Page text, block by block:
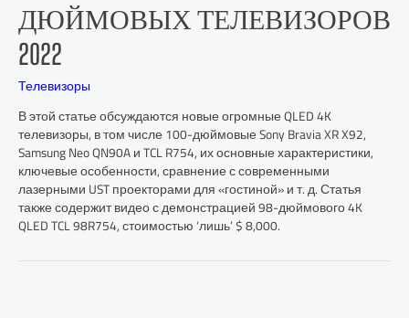
ДЮЙМОВЫХ ТЕЛЕВИЗОРОВ
2022
Телевизоры
В этой статье обсуждаются новые огромные QLED 4K
телевизоры, в том числе 100-дюймовые Sony Bravia XR X92,
Samsung Neo QN90A и TCL R754, их основные характеристики,
ключевые особенности, сравнение с современными
лазерными UST проекторами для «гостиной» и т. д. Статья
также содержит видео с демонстрацией 98-дюймового 4K
QLED TCL 98R754, стоимостью ‘лишь’ $ 8,000.